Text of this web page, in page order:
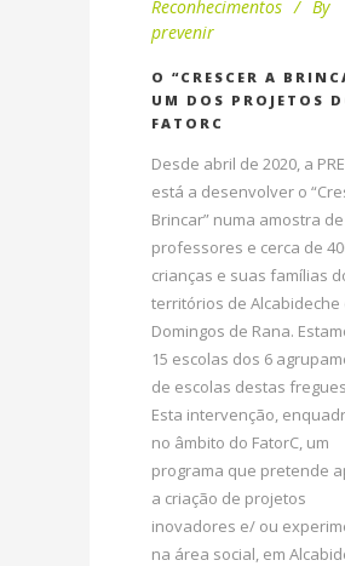
Reconhecimentos
By
prevenir
O “CRESCER A
UM DOS PROJETOS
FATORC
Desde abril de 2020, a
está a desenvolver o
Brincar” numa amostra
professores e cerca de
crianças e suas famílias
territórios de Alcabideche
Domingos de Rana.
15 escolas dos 6
de escolas destas
Esta intervenção,
no âmbito do FatorC, um
programa que pretende
a criação de projetos
inovadores e/ ou
na área social, em